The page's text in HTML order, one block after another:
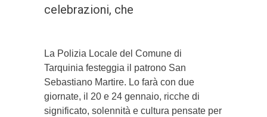
celebrazioni, che
La Polizia Locale del Comune di
Tarquinia festeggia il patrono San
Sebastiano Martire. Lo farà con due
giornate, il 20 e 24 gennaio, ricche di
significato, solennità e cultura pensate per